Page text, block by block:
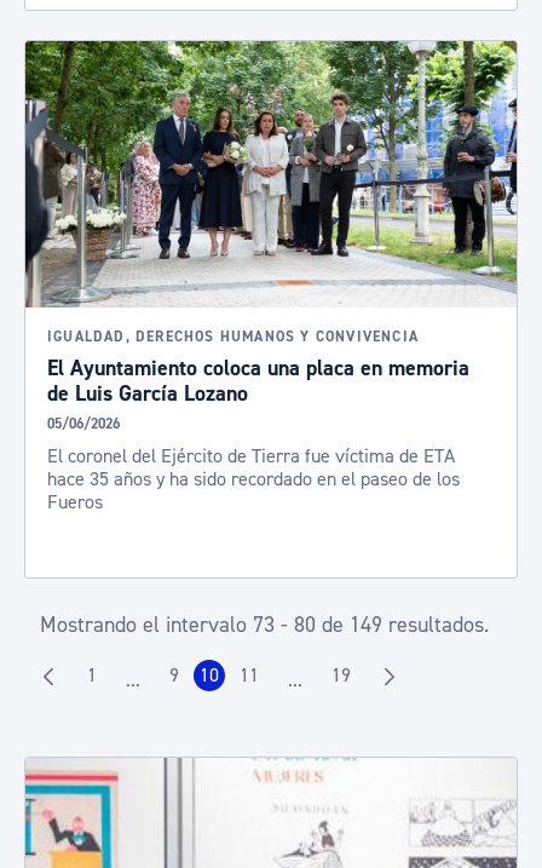
IGUALDAD, DERECHOS HUMANOS Y CONVIVENCIA
El Ayuntamiento coloca una placa en memoria
de Luis García Lozano
05/06/2026
El coronel del Ejército de Tierra fue víctima de ETA
hace 35 años y ha sido recordado en el paseo de los
Fueros
Mostrando el intervalo 73 - 80 de 149 resultados.
Página
1 ...Páginas intermedias Use TAB para desplazarse.
Página
9 Página
10 Página
11 ...Páginas intermedias Use TAB
Página
19